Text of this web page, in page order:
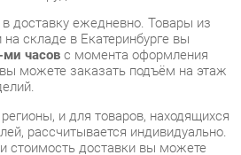
и для товаров, находящихся
рассчитывается индивидуально.
стоимость доставки вы можете
.
заказа в доставку, а также в
заказа вы можете
решение об отказе от покупки.